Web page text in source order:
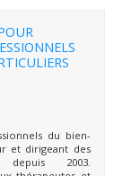
du bien-
et dirigeant des
2003.